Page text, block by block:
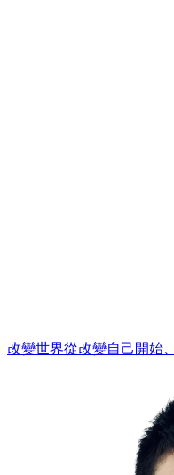
改變世界從改變自己開始